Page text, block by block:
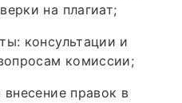
на плагиат;
консультации и
комиссии;
правок в